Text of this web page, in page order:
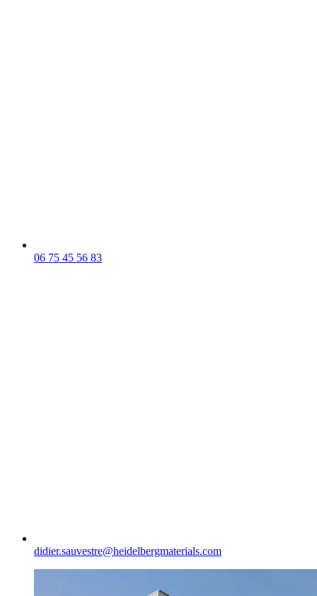
06 75 45 56 83
didier.sauvestre​@heidelbergmaterials.com